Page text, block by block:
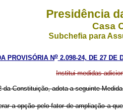
Presidência
Casa
Subchefia para
PROVISÓRIA No2.098-24, DE 27 DE
Institui medidas
Constituição, adota a seguinte
a opção pelo fator de ampliação a